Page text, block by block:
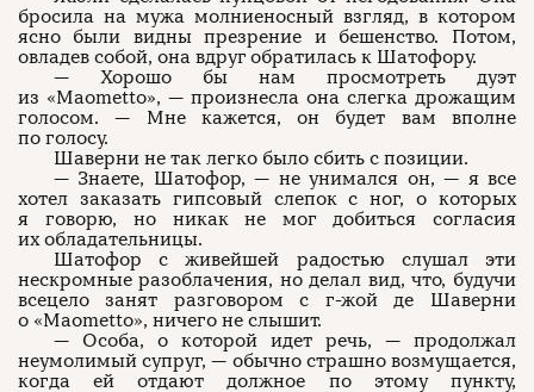
бросила на мужа молниеносный взгляд, в котором
ясно были видны презрение и бешенство. Потом,
овладев собой, она вдруг обратилась к Шатофору.
— Хорошо бы нам просмотреть дуэт
из «Maometto», — произнесла она слегка дрожащим
голосом. — Мне кажется, он будет вам вполне
по голосу.
Шаверни не так легко было сбить с позиции.
— Знаете, Шатофор, — не унимался он, — я все
хотел заказать гипсовый слепок с ног, о которых
я говорю, но никак не мог добиться согласия
их обладательницы.
Шатофор с живейшей радостью слушал эти
нескромные разоблачения, но делал вид, что, будучи
всецело занят разговором с г-жой де Шаверни
о «Maometto», ничего не слышит.
— Особа, о которой идет речь, — продолжал
неумолимый супруг, — обычно страшно возмущается,
когда ей отдают должное по этому пункту,